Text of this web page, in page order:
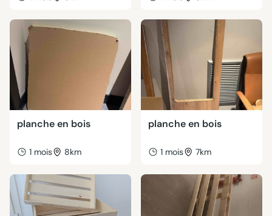
planche en bois
1 mois 8km
planche en bois
1 mois 7km